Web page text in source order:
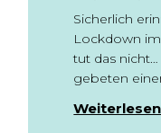
Sicherlich
Lockdown
tut das
gebeten
Weiterlesen